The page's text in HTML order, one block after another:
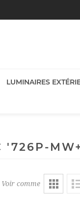
LUMINAIRES
'726P-
Voir comme